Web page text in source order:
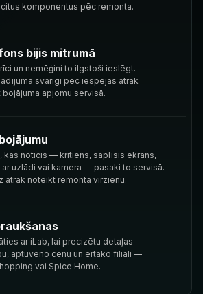
komponentus pēc remonta.
bijis mitrumā
un nemēģini to ilgstoši ieslēgt.
svarīgi pēc iespējas ātrāk
apjomu servisā.
kas noticis — kritiens, saplīsis ekrāns,
uzlādi vai kamera — pasaki to servisā.
ātrāk noteikt remonta virzienu.
ar iLab, lai precizētu detaļas
aptuveno cenu un ērtāko filiāli —
vai Spice Home.